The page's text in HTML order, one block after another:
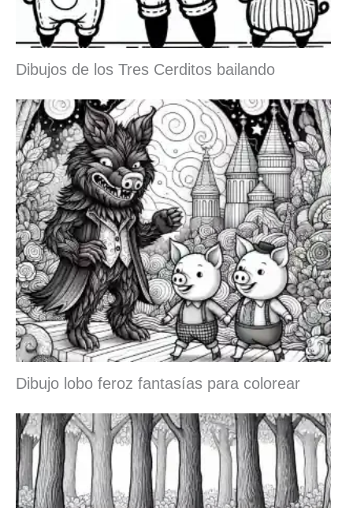
Dibujos de los Tres Cerditos bailando
Dibujo lobo feroz fantasías para colorear